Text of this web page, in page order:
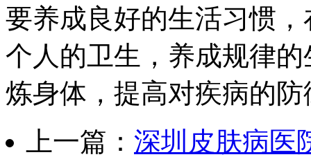
要养成良好的生活习惯
个人的卫生，养成规律
炼身体，提高对疾病的
上一篇： 深圳皮肤病医